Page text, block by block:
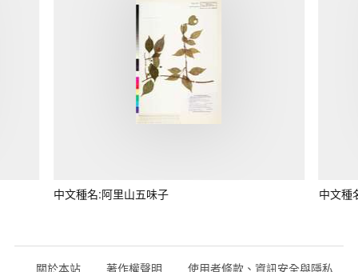
中文種名:阿里山五味子 中文種
關於本站 著作權聲明 使用者條款、資訊安全與隱私